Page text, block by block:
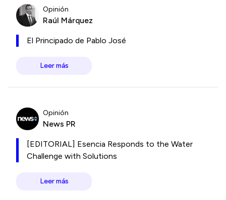
Opinión
Raúl Márquez
El Principado de Pablo José
Leer más
Opinión
News PR
[EDITORIAL] Esencia Responds to the Water
Challenge with Solutions
Leer más